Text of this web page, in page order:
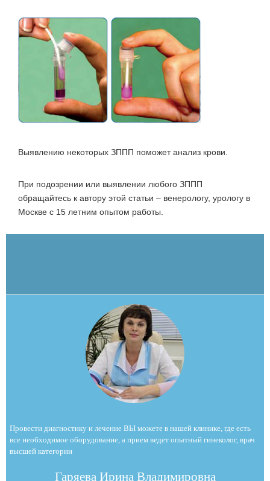
Выявлению некоторых ЗППП поможет анализ крови.
При подозрении или выявлении любого ЗППП
обращайтесь к автору этой статьи – венерологу, урологу в
Москве с 15 летним опытом работы.
Провести диагностику и лечение ВЫ можете в нашей клинике, где есть
все необходимое оборудование, а прием ведет опытный гинеколог, врач
высшей категории
Гаряева Ирина Владимировна